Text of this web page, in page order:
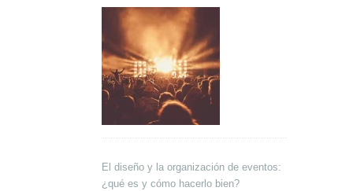
El diseño y la organización de eventos:
¿qué es y cómo hacerlo bien?